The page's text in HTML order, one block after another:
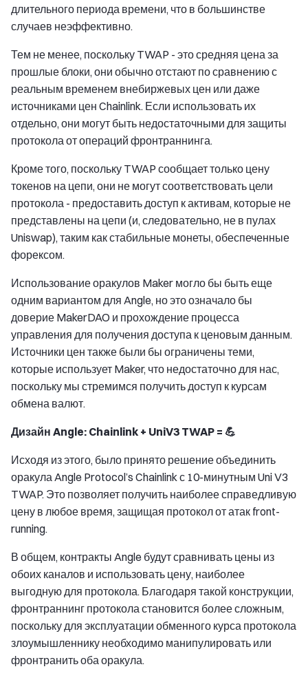
длительного периода времени, что в большинстве
случаев неэффективно.
Тем не менее, поскольку TWAP - это средняя цена за
прошлые блоки, они обычно отстают по сравнению с
реальным временем внебиржевых цен или даже
источниками цен Chainlink. Если использовать их
отдельно, они могут быть недостаточными для защиты
протокола от операций фронтраннинга.
Кроме того, поскольку TWAP сообщает только цену
токенов на цепи, они не могут соответствовать цели
протокола - предоставить доступ к активам, которые не
представлены на цепи (и, следовательно, не в пулах
Uniswap), таким как стабильные монеты, обеспеченные
форексом.
Использование оракулов Maker могло бы быть еще
одним вариантом для Angle, но это означало бы
доверие MakerDAO и прохождение процесса
управления для получения доступа к ценовым данным.
Источники цен также были бы ограничены теми,
которые использует Maker, что недостаточно для нас,
поскольку мы стремимся получить доступ к курсам
обмена валют.
Дизайн Angle: Chainlink + UniV3 TWAP = 💪
Исходя из этого, было принято решение объединить
оракула Angle Protocol’s Chainlink с 10-минутным Uni V3
TWAP. Это позволяет получить наиболее справедливую
цену в любое время, защищая протокол от атак front-
running.
В общем, контракты Angle будут сравнивать цены из
обоих каналов и использовать цену, наиболее
выгодную для протокола. Благодаря такой конструкции,
фронтраннинг протокола становится более сложным,
поскольку для эксплуатации обменного курса протокола
злоумышленнику необходимо манипулировать или
фронтранить оба оракула.